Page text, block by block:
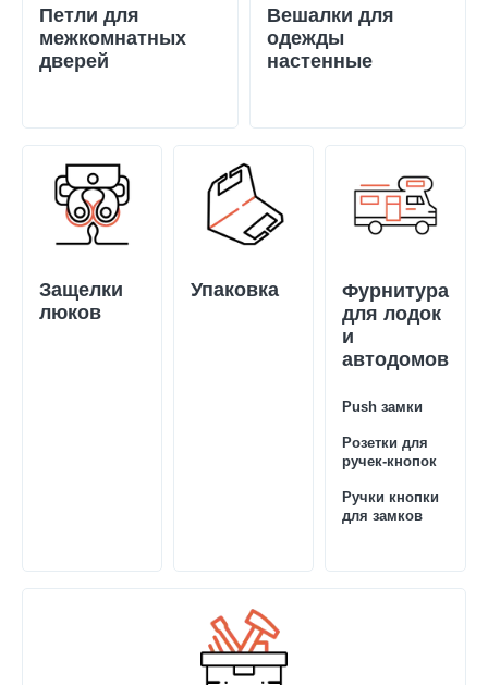
Петли для
межкомнатных
дверей
Вешалки для
одежды
настенные
Защелки
люков
Упаковка
Фурнитура
для лодок
и
автодомов
Push замки
Розетки для
ручек-кнопок
Ручки кнопки
для замков